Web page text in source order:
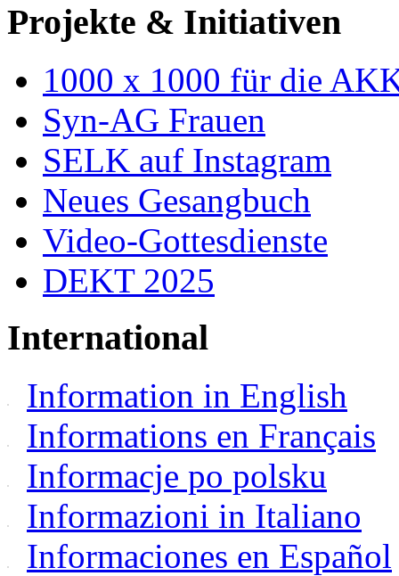
Projekte & Initiativen
1000 x 1000 für die
Syn-AG Frauen
SELK auf Instagram
Neues Gesangbuch
Video-Gottesdienste
DEKT 2025
International
Information in English
Informations en Français
Informacje po polsku
Informazioni in Italiano
Informaciones en Español